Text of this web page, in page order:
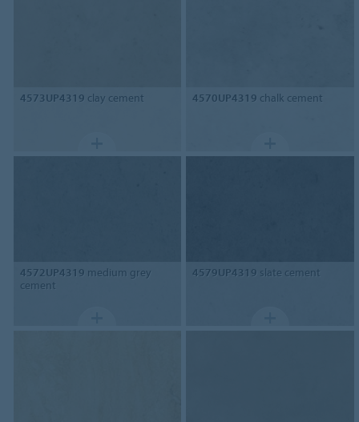
4573UP4319 clay cement 4570UP4319 chalk cement
4572UP4319 medium grey
cement
4579UP4319 slate cement